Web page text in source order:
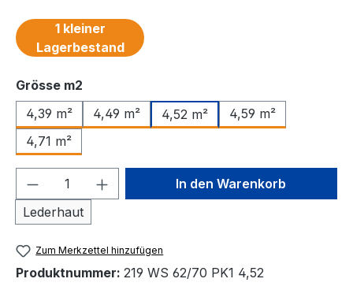
1 kleiner
Lagerbestand
Grösse m2
4,39 m²
4,49 m² 4,52 m²
4,59 m²
4,71 m²
Produkt Anzahl: Gib den
Lederhaut
In den Warenkorb
Zum Merkzettel hinzufügen
Produktnummer: 219 WS 62/70 PK1 4,52